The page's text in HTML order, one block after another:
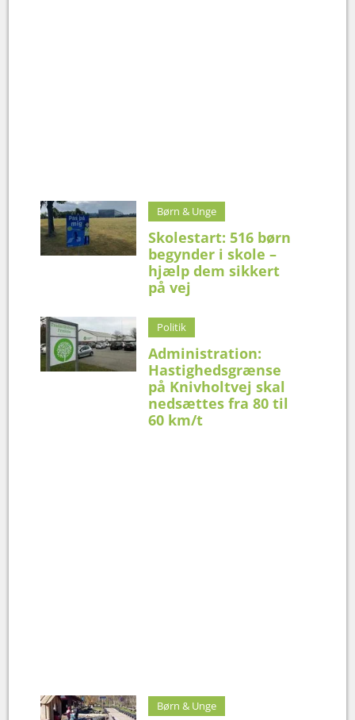
Børn & Unge
Skolestart: 516 børn
begynder i skole –
hjælp dem sikkert
på vej
Politik
Administration:
Hastighedsgrænse
på Knivholtvej skal
nedsættes fra 80 til
60 km/t
Børn & Unge